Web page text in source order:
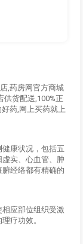
,药房网官方商城
供货配送,100%正
药,网上买药就上
康状况，包括五
实、心血管、肿
经络都有精确的
应部位组织受激
疗功效。